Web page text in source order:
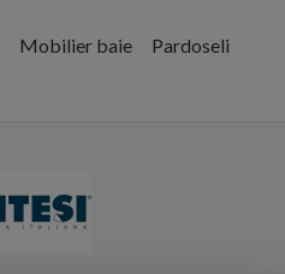
Mobilier baie Pardoseli